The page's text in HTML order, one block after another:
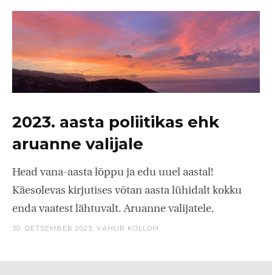
2023. aasta poliitikas ehk
aruanne valijale
Head vana-aasta lõppu ja edu uuel aastal!
Käesolevas kirjutises võtan aasta lühidalt kokku
enda vaatest lähtuvalt. Aruanne valijatele.
30. DETSEMBER 2023, VAHUR KOLLOM